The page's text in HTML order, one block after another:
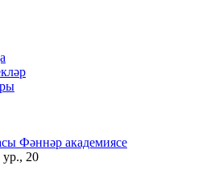
Фәннәр академиясе
ур., 20